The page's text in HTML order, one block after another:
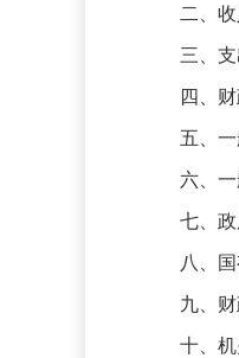
二、收
三、支
四、财
五、一
六、一
七、政
八、国
九、财政
十、机